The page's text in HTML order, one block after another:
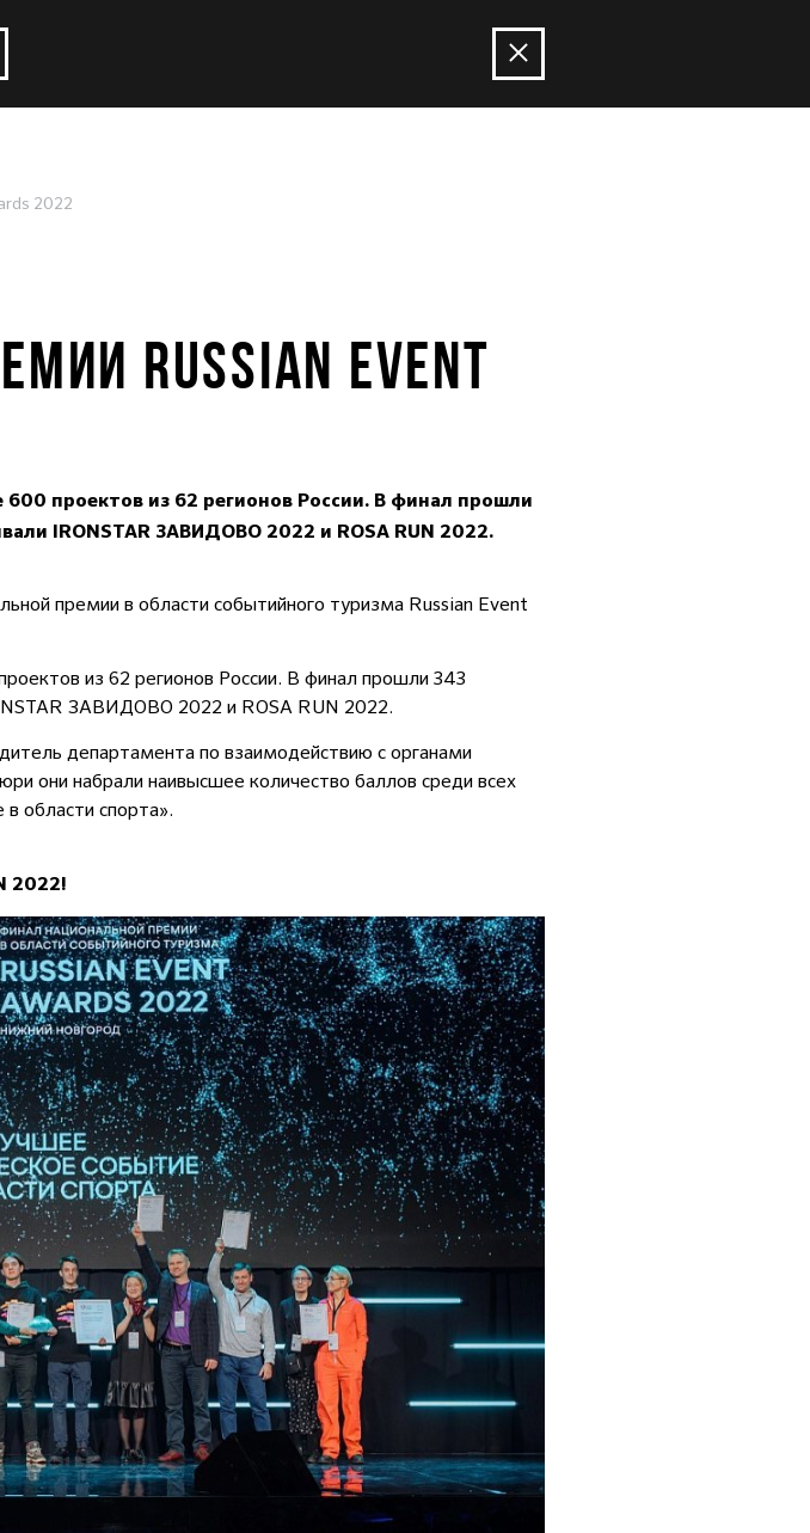
2022
RUSSIAN EVENT
проектов из 62 регионов России. В финал прошли
IRONSTAR ЗАВИДОВО 2022 и ROSA RUN 2022.
премии в области событийного туризма Russian Event
из 62 регионов России. В финал прошли 343
ЗАВИДОВО 2022 и ROSA RUN 2022.
департамента по взаимодействию с органами
они набрали наивысшее количество баллов среди всех
области спорта».
2022!